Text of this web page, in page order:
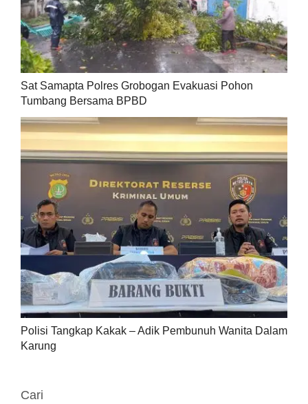
Sat Samapta Polres Grobogan Evakuasi Pohon
Tumbang Bersama BPBD
Polisi Tangkap Kakak – Adik Pembunuh Wanita Dalam
Karung
Cari